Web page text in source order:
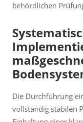
behördlichen
Die Durchführung
vollständig stabilen